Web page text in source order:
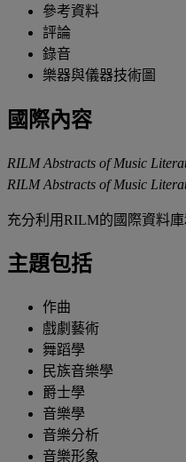
參考資料
評論
錄音
樂器與儀器技術圖
國際內容
RILM Abstracts of Music
RILM Abstracts of Music
充分利用RILM的國際資料
主題包括
作曲
戲劇藝術
舞蹈學
民族音樂學
爵士學
音樂學
音樂分析
音樂形象